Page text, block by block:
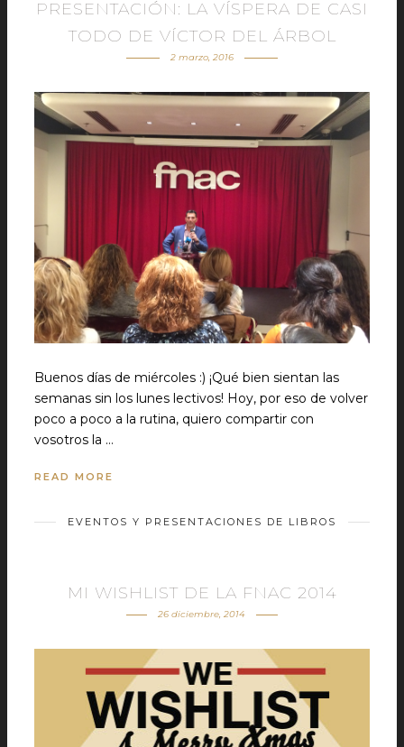
PRESENTACIÓN: LA VÍSPERA DE CASI
TODO DE VÍCTOR DEL ÁRBOL
2 marzo, 2016
Buenos días de miércoles :) ¡Qué bien sientan las
semanas sin los lunes lectivos! Hoy, por eso de volver
poco a poco a la rutina, quiero compartir con
vosotros la …
READ MORE
EVENTOS Y PRESENTACIONES DE LIBROS
MI WISHLIST DE LA FNAC 2014
26 diciembre, 2014